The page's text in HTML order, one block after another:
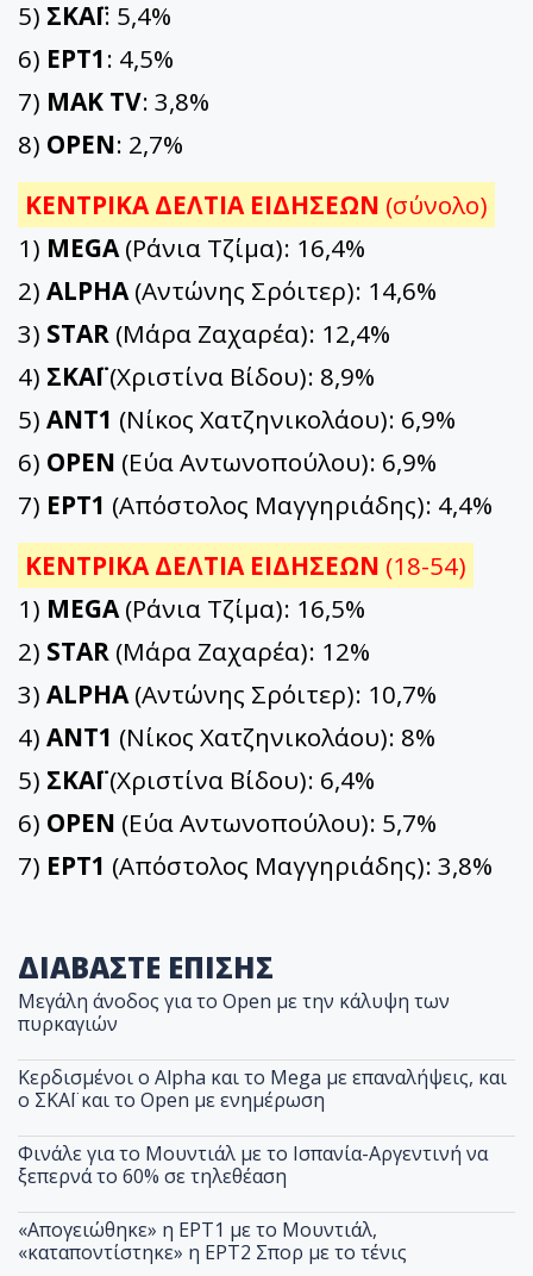
5) ΣΚΑΪ: 5,4%
6) ΕΡΤ1: 4,5%
7) ΜΑΚ TV: 3,8%
8) OPEN: 2,7%
ΚΕΝΤΡΙΚΑ ΔΕΛΤΙΑ ΕΙΔΗΣΕΩΝ (σύνολο)
1) MEGA(Ράνια Τζίμα): 16,4%
2) ALPHA(Αντώνης Σρόιτερ): 14,6%
3) STAR (Μάρα Ζαχαρέα): 12,4%
4) ΣΚΑΪ(Χριστίνα Βίδου): 8,9%
5) ΑΝΤ1 (Νίκος Χατζηνικολάου): 6,9%
6) OPEN (Εύα Αντωνοπούλου): 6,9%
7) ΕΡΤ1 (Απόστολος Μαγγηριάδης): 4,4%
ΚΕΝΤΡΙΚΑ ΔΕΛΤΙΑ ΕΙΔΗΣΕΩΝ (18-54)
1) MEGA(Ράνια Τζίμα): 16,5%
2) STAR (Μάρα Ζαχαρέα): 12%
3) ALPHA(Αντώνης Σρόιτερ): 10,7%
4) ΑΝΤ1 (Νίκος Χατζηνικολάου): 8%
5) ΣΚΑΪ(Χριστίνα Βίδου): 6,4%
6) OPEN (Εύα Αντωνοπούλου): 5,7%
7) ΕΡΤ1 (Απόστολος Μαγγηριάδης): 3,8%
ΔΙΑΒΑΣΤΕ ΕΠΙΣΗΣ
Μεγάλη άνοδος για το Open με την κάλυψη των
πυρκαγιών
Κερδισμένοι ο Alpha και το Mega με επαναλήψεις, και
ο ΣΚΑΪ και το Open με ενημέρωση
Φινάλε για το Μουντιάλ με το Ισπανία-Αργεντινή να
ξεπερνά το 60% σε τηλεθέαση
«Απογειώθηκε» η ΕΡΤ1 με το Μουντιάλ,
«καταποντίστηκε» η ΕΡΤ2 Σπορ με το τένις